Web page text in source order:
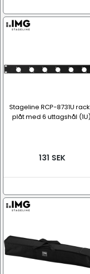
Stageline RCP-8731U
plåt med 6 uttagshål (1U)
131 SEK